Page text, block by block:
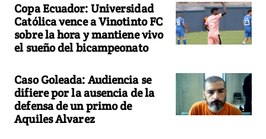
Copa Ecuador: Universidad
Católica vence a Vinotinto FC
sobre la hora y mantiene vivo
el sueño del bicampeonato
Caso Goleada: Audiencia se
difiere por la ausencia de la
defensa de un primo de
Aquiles Alvarez